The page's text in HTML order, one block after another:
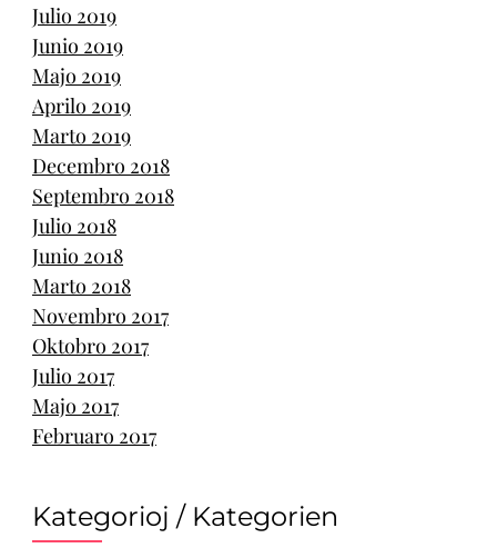
Julio 2019
Junio 2019
Majo 2019
Aprilo 2019
Marto 2019
Decembro 2018
Septembro 2018
Julio 2018
Junio 2018
Marto 2018
Novembro 2017
Oktobro 2017
Julio 2017
Majo 2017
Februaro 2017
Kategorioj / Kategorien